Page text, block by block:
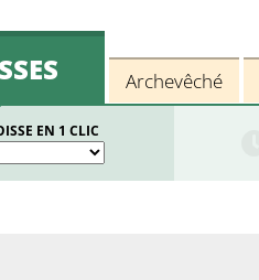
Archevêché
EN 1 CLIC